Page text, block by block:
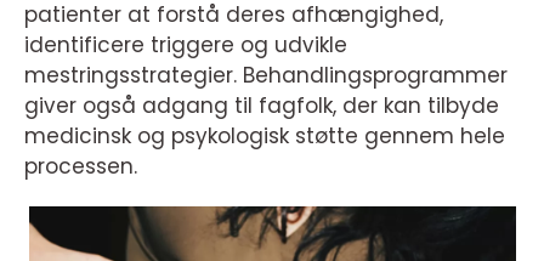
patienter at forstå deres afhængighed,
identificere triggere og udvikle
mestringsstrategier. Behandlingsprogrammer
giver også adgang til fagfolk, der kan tilbyde
medicinsk og psykologisk støtte gennem hele
processen.